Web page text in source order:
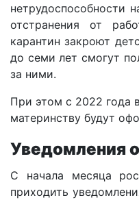
нетрудоспособности
отстранения от
карантин закроют
до семи лет смогут
за ними.
При этом с 2022 года
материнству будут
Уведомления
С начала месяца
приходить